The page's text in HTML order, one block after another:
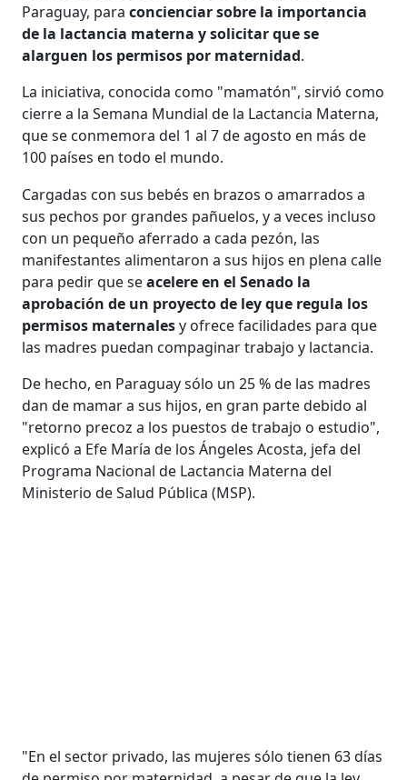
Paraguay, para concienciar sobre la importancia
de la lactancia materna y solicitar que se
alarguen los permisos por maternidad.
La iniciativa, conocida como "mamatón", sirvió como
cierre a la Semana Mundial de la Lactancia Materna,
que se conmemora del 1 al 7 de agosto en más de
100 países en todo el mundo.
Cargadas con sus bebés en brazos o amarrados a
sus pechos por grandes pañuelos, y a veces incluso
con un pequeño aferrado a cada pezón, las
manifestantes alimentaron a sus hijos en plena calle
para pedir que seacelere en el Senado la
aprobación de un proyecto de ley que regula los
permisos maternalesy ofrece facilidades para que
las madres puedan compaginar trabajo y lactancia.
De hecho, en Paraguay sólo un 25 % de las madres
dan de mamar a sus hijos, en gran parte debido al
"retorno precoz a los puestos de trabajo o estudio",
explicó a Efe María de los Ángeles Acosta, jefa del
Programa Nacional de Lactancia Materna del
Ministerio de Salud Pública (MSP).
"En el sector privado, las mujeres sólo tienen 63 días